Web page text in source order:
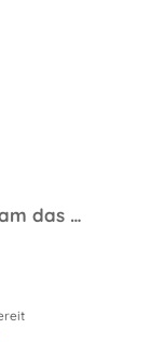
Das Sams 2. Am Samstag kam das Sams zurück